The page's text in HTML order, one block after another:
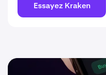
Essayez Kraken